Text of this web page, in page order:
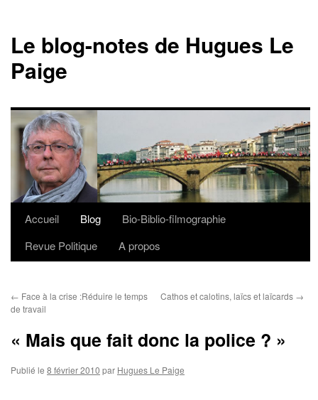
Le blog-notes de Hugues Le
Paige
Aller
Accueil Blog
Bio-Biblio-filmographie
Revue Politique
A propos
← Face à la crise :Réduire le temps
de travail
Cathos et calotins, laïcs et laïcards →
« Mais que fait donc la police ? »
Publié le 8 février 2010 par Hugues Le Paige